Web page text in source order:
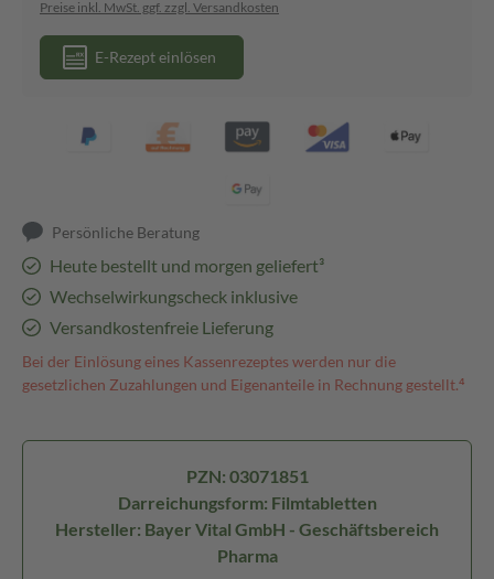
Preise inkl. MwSt. ggf. zzgl. Versandkosten
E-Rezept einlösen
Persönliche Beratung
Heute bestellt und morgen geliefert³
Wechselwirkungscheck inklusive
Versandkostenfreie Lieferung
Bei der Einlösung eines Kassenrezeptes werden nur die
gesetzlichen Zuzahlungen und Eigenanteile in Rechnung gestellt.⁴
PZN: 03071851
Darreichungsform: Filmtabletten
Hersteller: Bayer Vital GmbH - Geschäftsbereich
Pharma